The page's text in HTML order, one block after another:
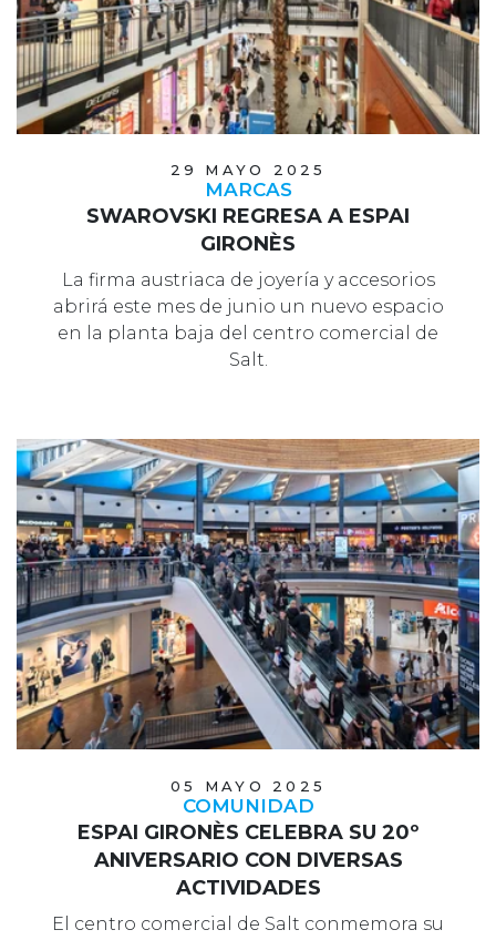
29 MAYO 2025
MARCAS
SWAROVSKI REGRESA A ESPAI
GIRONÈS
La firma austriaca de joyería y accesorios
abrirá este mes de junio un nuevo espacio
en la planta baja del centro comercial de
Salt.
05 MAYO 2025
COMUNIDAD
ESPAI GIRONÈS CELEBRA SU 20º
ANIVERSARIO CON DIVERSAS
ACTIVIDADES
El centro comercial de Salt conmemora su